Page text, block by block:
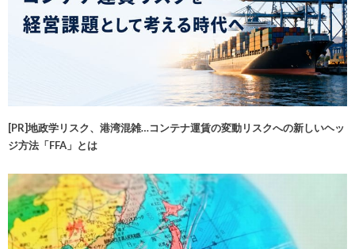
[PR]地政学リスク、港湾混雑…コンテナ運賃の変動リスクへの新しいヘッ
ジ方法「FFA」とは